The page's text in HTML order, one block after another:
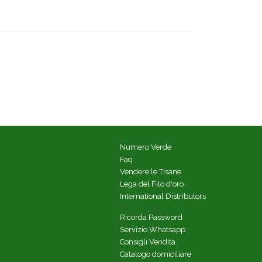
Numero Verde
Faq
Vendere le Tisane
Lega del Filo d'oro
International Distributors
Ricorda Password
Servizio Whatsapp
Consigli Vendita
Catalogo domiciliare